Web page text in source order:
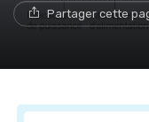
Partager cette